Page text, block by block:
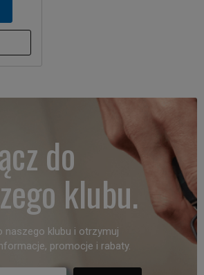
do
klubu.
naszego klubu i otrzymuj
promocje i rabaty.